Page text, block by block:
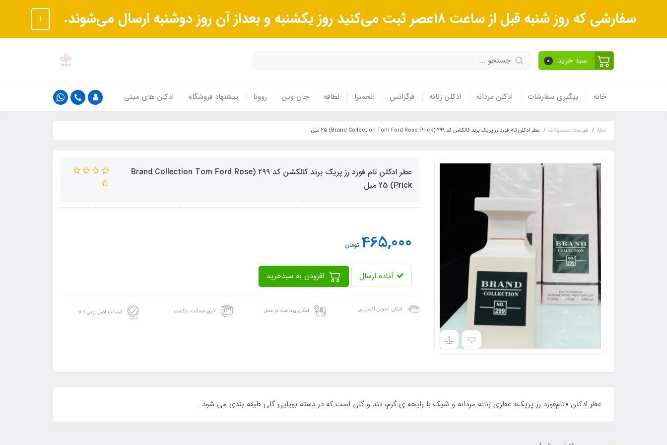
سفارشی که روز شنبه قبل از ساعت 18عصر ثبت می‌کنید روز یکشنبه و بعداز آن روز دوشنبه ارسال می‌شوند. ا
سبد خرید 0
خانه پیگیری سفارشات ادکلن مردانه ادکلن زنانه فرگرانس الحمبرا لطافه جان وین روونا پیشنهاد فروشگاه ادکلن های مینی
خانه فهرست محصولات عطر ادکلن تام فورد رز پریک برند کالکشن کد 299 (Brand Collection Tom Ford Rose Prick) 25 میل
عطر ادکلن تام فورد رز پریک برند کالکشن کد 299 (Brand Collection Tom Ford Rose
Prick) 25 میل
465,000 تومان
آماده ارسال
امکان تحویل اکسپرس امکان پرداخت در محل ۷ روز ضمانت بازگشت ضمانت اصل بودن کالا
عطر ادکلن «تام‌فورد رز پریک» عطری زنانه مردانه و شیک با رایحه ی گرم، تند و گلی است که در دسته بویایی گلی طیقه بندی می شود .